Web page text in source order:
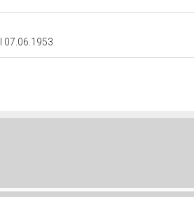
07.06.1953